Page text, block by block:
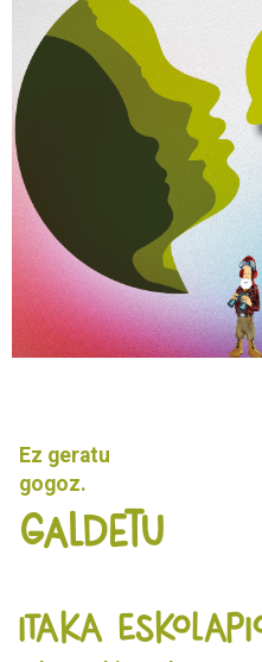
Ez geratu
gogoz.
Galdetu
ITAKA